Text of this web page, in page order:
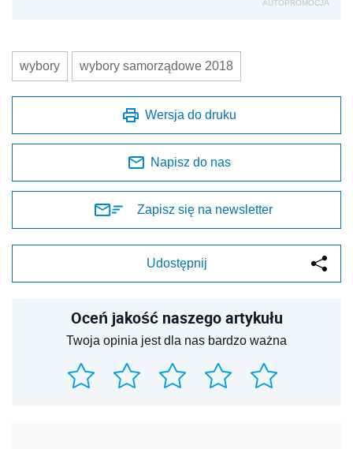
AUTOPROMOCJA
wybory wybory samorządowe 2018
Wersja do druku
Napisz do nas
Zapisz się na newsletter
Udostępnij
Oceń jakość naszego artykułu
Twoja opinia jest dla nas bardzo ważna